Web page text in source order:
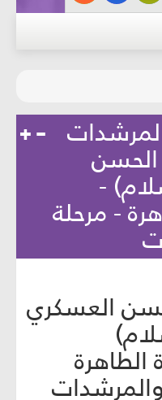
الحسن
-
- مرحلة
العسكري
الطاهرة